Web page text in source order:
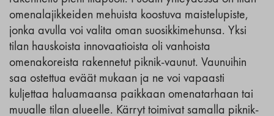
omenalajikkeiden mehuista koostuva maistelupiste,
jonka avulla voi valita oman suosikkimehunsa. Yksi
tilan hauskoista innovaatioista oli vanhoista
omenakoreista rakennetut piknik-vaunut. Vaunuihin
saa ostettua eväät mukaan ja ne voi vapaasti
kuljettaa haluamaansa paikkaan omenatarhaan tai
muualle tilan alueelle. Kärryt toimivat samalla piknik-